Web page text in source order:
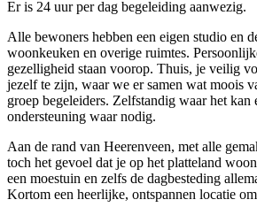
Er is 24 uur per dag begeleiding aanwezig.
Alle bewoners hebben een eigen studio en
woonkeuken en overige ruimtes.
gezelligheid staan voorop. Thuis, je veilig
jezelf te zijn, waar we er samen wat moois
groep begeleiders. Zelfstandig waar het kan
ondersteuning waar nodig.
Aan de rand van Heerenveen, met alle
toch het gevoel dat je op het platteland
een moestuin en zelfs de dagbesteding
Kortom een heerlijke, ontspannen locatie